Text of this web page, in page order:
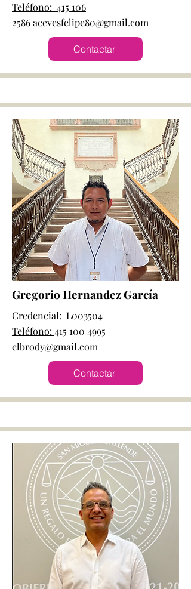
Teléfono: 415 106
2586acevesfelipe80@gmail.com
Contactar
Gregorio Hernandez García
Credencial: L003504
Teléfono: 415 100 4995
elbrody@gmail.com
Contactar